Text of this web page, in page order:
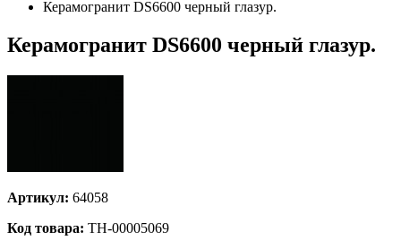
Керамогранит DS6600 черный глазур.
Керамогранит DS6600 черный глазур.
Артикул: 64058
Код товара: ТН-00005069